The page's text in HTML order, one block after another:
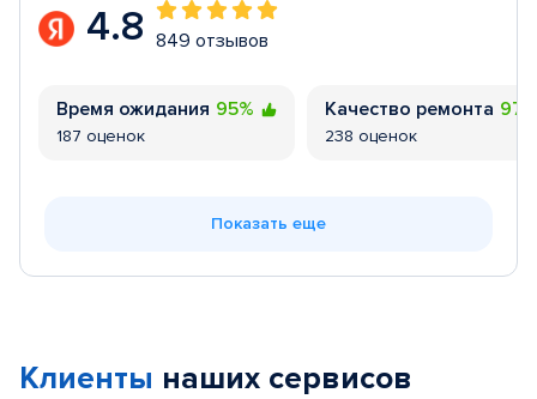
4.8 849 отзывов
Время ожидания 95%
187 оценок
Качество ремонта
238 оценок
Показать еще
Клиенты наших сервисов